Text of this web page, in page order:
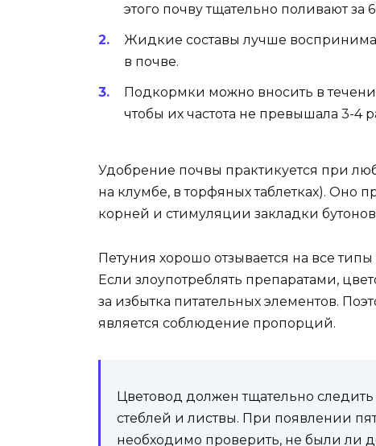
этого почву тщательно поливают
Жидкие составы лучше
в почве.
Подкормки можно вносить в
чтобы их частота не превышала 3-4
Удобрение почвы практикуется при
на клумбе, в торфяных таблетках). Оно
корней и стимуляции закладки
Петуния хорошо отзывается на все
Если злоупотреблять препаратами,
за избытка питательных элементов.
является соблюдение пропорций.
Цветовод должен тщательно
стеблей и листвы. При появлении
необходимо проверить, не были ли